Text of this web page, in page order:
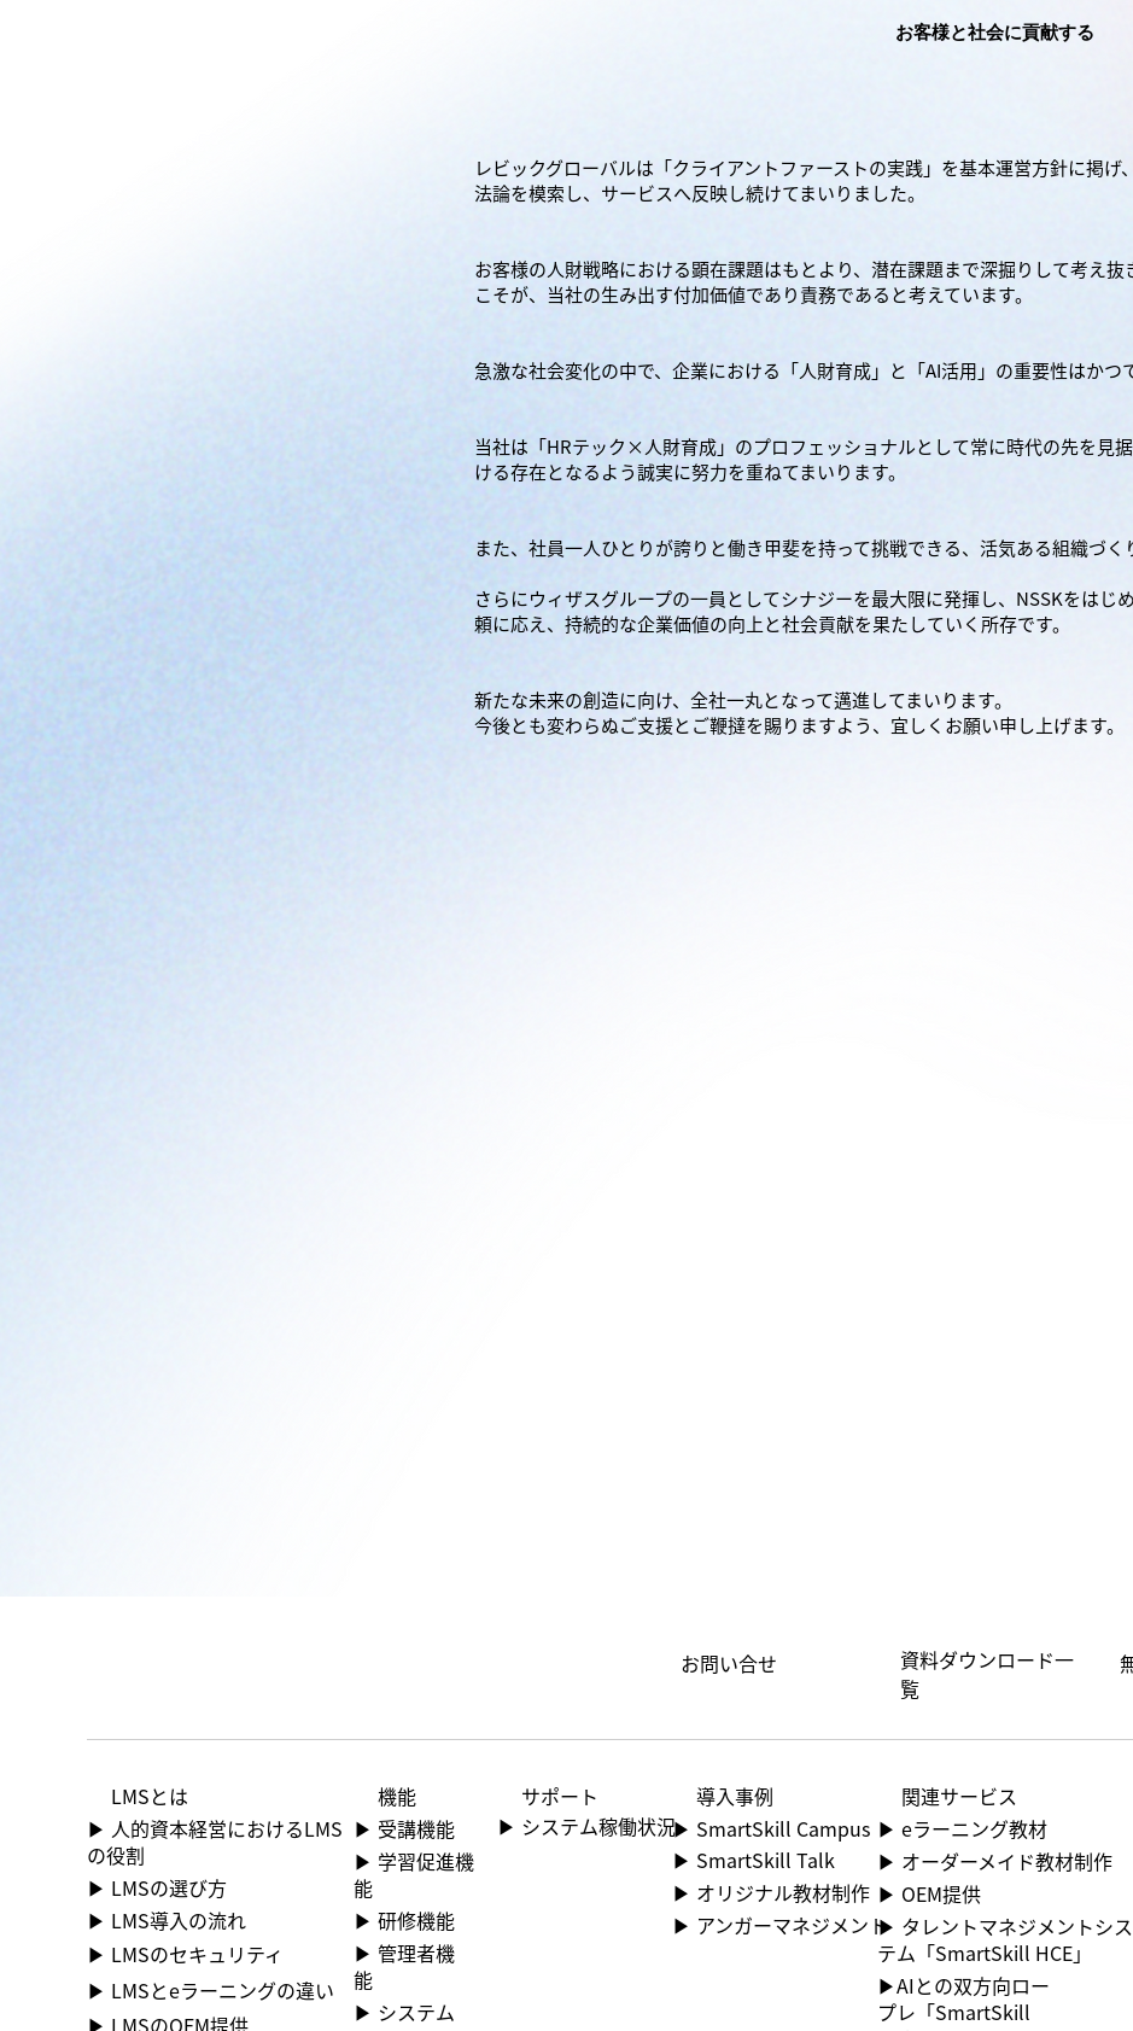
レビックグローバルは「クライアントファーストの実践」を基本運営方針に掲
法論を模索し、サービスへ反映し続けてまいりました。
お客様の人財戦略における顕在課題はもとより、潜在課題まで深掘りして考え
こそが、当社の生み出す付加価値であり責務であると考えています。
急激な社会変化の中で、企業における「人財育成」と「AI活用」の重要性はかつ
当社は「HRテック×人財育成」のプロフェッショナルとして常に時代の先を見
ける存在となるよう誠実に努力を重ねてまいります。
また、社員一人ひとりが誇りと働き甲斐を持って挑戦できる、活気ある組織づく
さらにウィザスグループの一員としてシナジーを最大限に発揮し、NSSKをはじ
頼に応え、持続的な企業価値の向上と社会貢献を果たしていく所存です。
新たな未来の創造に向け、全社一丸となって邁進してまいります。
今後とも変わらぬご支援とご鞭撻を賜りますよう、宜しくお願い申し上げます。
​お客様と社会に貢献する
資料ダウンロード一
覧
お問い合せ
LMS​とは
▶ 人的資本経営におけるLMS
の役割
▶ LMSの選び方
▶ LMS導入の流れ
▶ LMSのセキュリティ
▶ LMSとeラーニングの違い
▶ LMSのOEM提供
機能
▶​ 受講機能
▶​ 学習促進機
能
▶​ 研修機能
▶​ 管理者機
能
▶​ システム
​サポート
▶​ システム稼働状況
​導入事例
▶​ SmartSkill Campus
▶​ SmartSkill Talk
▶​ オリジナル教材制作
▶​ アンガーマネジメント
関連サービス
▶ ︎eラーニング教材
▶ ︎オーダーメイド教材制作
▶ OEM提供
▶ ︎タレントマネジメントシス
テム「SmartSkill HCE」
▶AIとの双方向ロー
プレ「SmartSkill